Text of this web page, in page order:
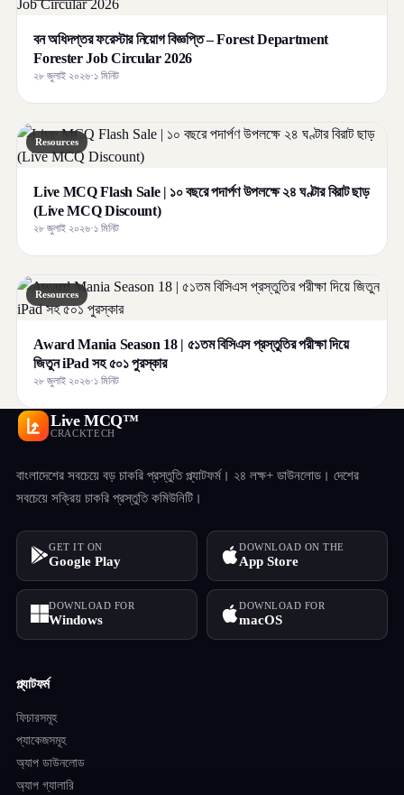
বন অধিদপ্তর ফরেস্টার নিয়োগ বিজ্ঞপ্তি – Forest Department
Forester Job Circular 2026
২৮ জুলাই ২০২৬·১ মিনিট
Resources
Live MCQ Flash Sale | ১০ বছরে পদার্পণ উপলক্ষে ২৪ ঘণ্টার বিরাট ছাড়
(Live MCQ Discount)
২৮ জুলাই ২০২৬·১ মিনিট
Resources
Award Mania Season 18 | ৫১তম বিসিএস প্রস্তুতির পরীক্ষা দিয়ে
জিতুন iPad সহ ৫০১ পুরস্কার
২৮ জুলাই ২০২৬·১ মিনিট
Live MCQ™
CRACKTECH
বাংলাদেশের সবচেয়ে বড় চাকরি প্রস্তুতি প্ল্যাটফর্ম। ২৪ লক্ষ+ ডাউনলোড। দেশের
সবচেয়ে সক্রিয় চাকরি প্রস্তুতি কমিউনিটি।
GET IT ON
Google Play
DOWNLOAD ON THE
App Store
DOWNLOAD FOR
Windows
DOWNLOAD FOR
macOS
প্ল্যাটফর্ম
ফিচারসমূহ
প্যাকেজসমূহ
অ্যাপ ডাউনলোড
অ্যাপ গ্যালারি